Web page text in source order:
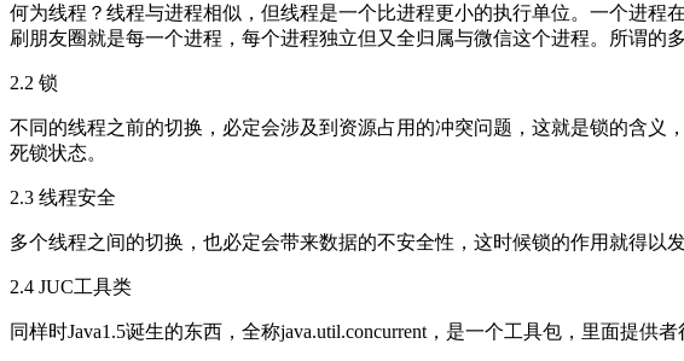
何为线程？线程与进程相似，但线程是一个比进程更小的执行单位。一个进程
刷朋友圈就是每一个进程，每个进程独立但又全归属与微信这个进程。所谓的
2.2 锁
不同的线程之前的切换，必定会涉及到资源占用的冲突问题，这就是锁的含义
死锁状态。
2.3 线程安全
多个线程之间的切换，也必定会带来数据的不安全性，这时候锁的作用就得以
2.4 JUC工具类
同样时Java1.5诞生的东西，全称java.util.concurrent，是一个工具包，里面提